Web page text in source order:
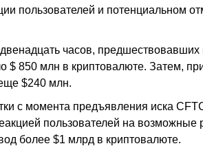
пользователей и потенциальном
часов,
850 млн в криптовалюте. Затем,
$240 млн.
с момента предъявления иска
пользователей на возможные
более $1 млрд в криптовалюте.